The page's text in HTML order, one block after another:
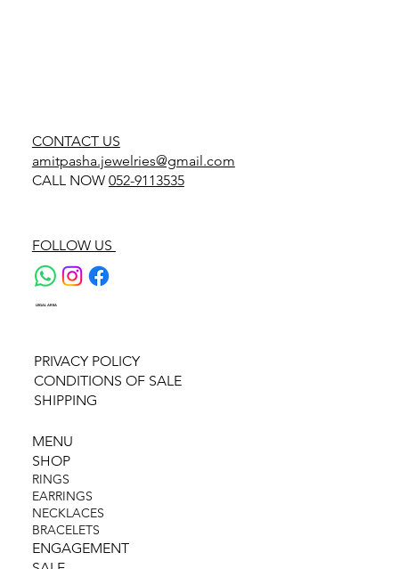
LEGAL AREA
PRIVACY POLICY
CONDITIONS OF SALE
SHIPPING
CONTACT US
amitpasha.jewelries@gmail.com
CALL NOW 052-9113535
FOLLOW US
MENU
SHOP
RINGS
EARRINGS
NECKLACES
BRACELETS
ENGAGEMENT